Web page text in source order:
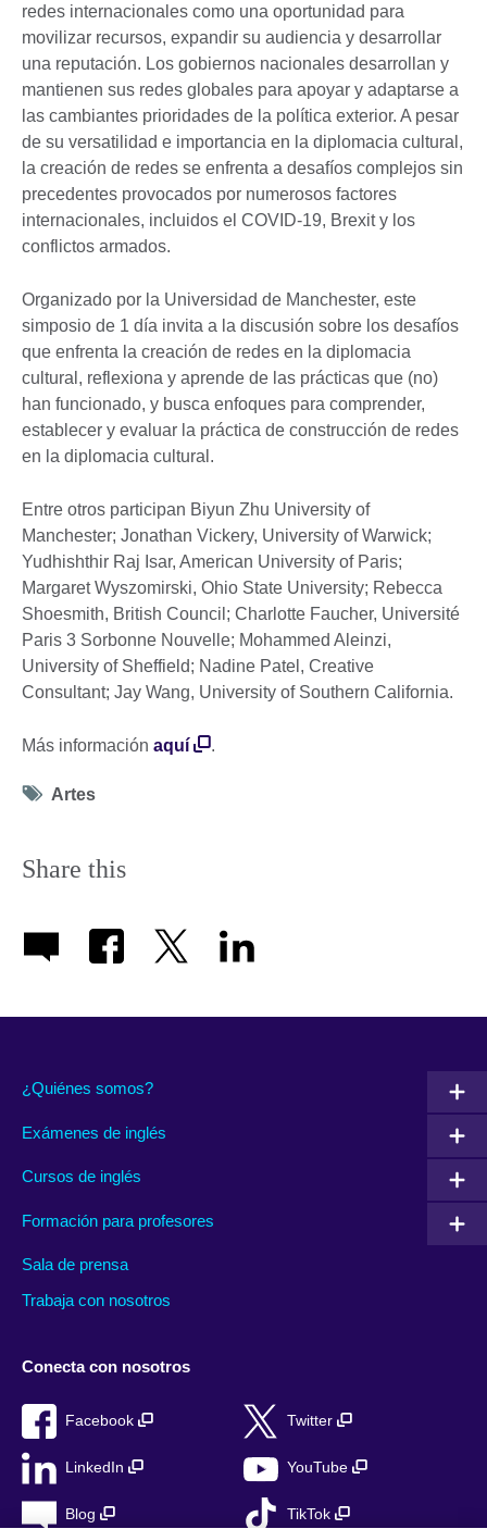
redes internacionales como una oportunidad para
movilizar recursos, expandir su audiencia y desarrollar
una reputación. Los gobiernos nacionales desarrollan y
mantienen sus redes globales para apoyar y adaptarse a
las cambiantes prioridades de la política exterior. A pesar
de su versatilidad e importancia en la diplomacia cultural,
la creación de redes se enfrenta a desafíos complejos sin
precedentes provocados por numerosos factores
internacionales, incluidos el COVID-19, Brexit y los
conflictos armados.
Organizado por la Universidad de Manchester, este
simposio de 1 día invita a la discusión sobre los desafíos
que enfrenta la creación de redes en la diplomacia
cultural, reflexiona y aprende de las prácticas que (no)
han funcionado, y busca enfoques para comprender,
establecer y evaluar la práctica de construcción de redes
en la diplomacia cultural.
Entre otros participan Biyun Zhu University of
Manchester; Jonathan Vickery, University of Warwick;
Yudhishthir Raj Isar, American University of Paris;
Margaret Wyszomirski, Ohio State University; Rebecca
Shoesmith, British Council; Charlotte Faucher, Université
Paris 3 Sorbonne Nouvelle; Mohammed Aleinzi,
University of Sheffield; Nadine Patel, Creative
Consultant; Jay Wang, University of Southern California.
Más información aquí .
Tag
Artes
Share this
¿Quiénes somos?
Exámenes de inglés
Cursos de inglés
Formación para profesores
Sala de prensa
Trabaja con nosotros
Conecta con nosotros
Facebook Twitter
LinkedIn YouTube
Blog TikTok